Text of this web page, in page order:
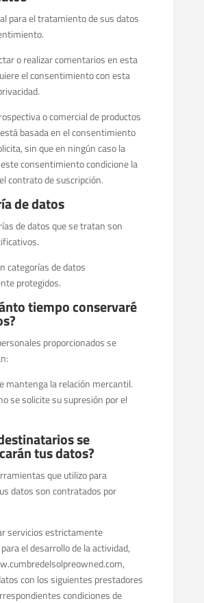
para el tratamiento de sus datos
o realizar comentarios en esta
el consentimiento con esta
o comercial de productos
basada en el consentimiento
sin que en ningún caso la
consentimiento condicione la
contrato de suscripción.
de datos
de datos que se tratan son
categorías de datos
protegidos.
tiempo conservaré
proporcionados se
mantenga la relación mercantil.
se solicite su supresión por el
se
tus datos?
que utilizo para
datos son contratados por
servicios estrictamente
el desarrollo de la actividad,
con los siguientes prestadores
condiciones de